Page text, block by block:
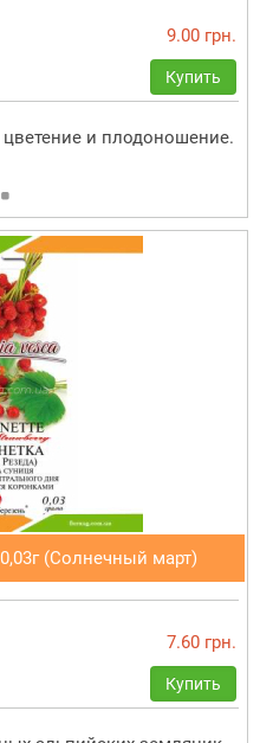
9.00 грн.
Купить
и плодоношение.
(Солнечный март)
7.60 грн.
Купить